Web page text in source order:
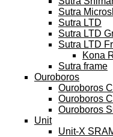
Sutra
Sutra LTD
Sutra LTD
Sutra LTD
Kona
Sutra frame
Ouroboros
Ouroboros
Ouroboros
Ouroboros
Unit
Unit-X